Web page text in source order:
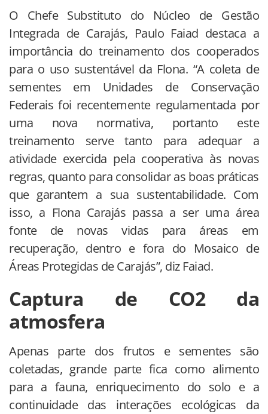
O Chefe Substituto do Núcleo de Gestão
Integrada de Carajás, Paulo Faiad destaca a
importância do treinamento dos cooperados
para o uso sustentável da Flona. “A coleta de
sementes em Unidades de Conservação
Federais foi recentemente regulamentada por
uma nova normativa, portanto este
treinamento serve tanto para adequar a
atividade exercida pela cooperativa às novas
regras, quanto para consolidar as boas práticas
que garantem a sua sustentabilidade. Com
isso, a Flona Carajás passa a ser uma área
fonte de novas vidas para áreas em
recuperação, dentro e fora do Mosaico de
Áreas Protegidas de Carajás”, diz Faiad.
Captura de CO2 da
atmosfera
Apenas parte dos frutos e sementes são
coletadas, grande parte fica como alimento
para a fauna, enriquecimento do solo e a
continuidade das interações ecológicas da